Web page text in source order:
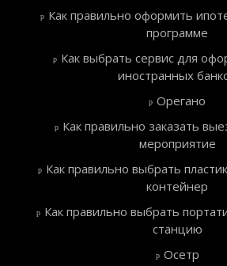
Как правильно оформить
программе
Как выбрать сервис для
иностранных
Орегано
Как правильно заказать
мероприятие
Как правильно выбрать
контейнер
Как правильно выбрать
станцию
Осетр